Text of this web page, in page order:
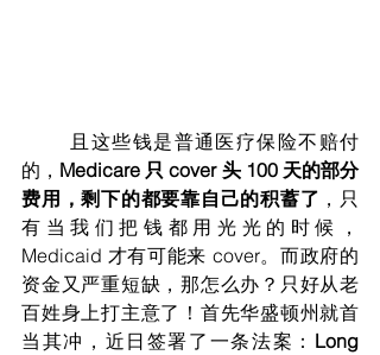
的， Medicare 只 cover 头 100 天的部分
费用，剩下的都要靠自己的积蓄了 ，只
有当我们把钱都用光光的时候，
Medicaid 才有可能来 cover。而政府的
资金又严重短缺，那怎么办？只好从老
百姓身上打主意了！首先华盛顿州就首
当其冲，近日签署了一条法案： Long